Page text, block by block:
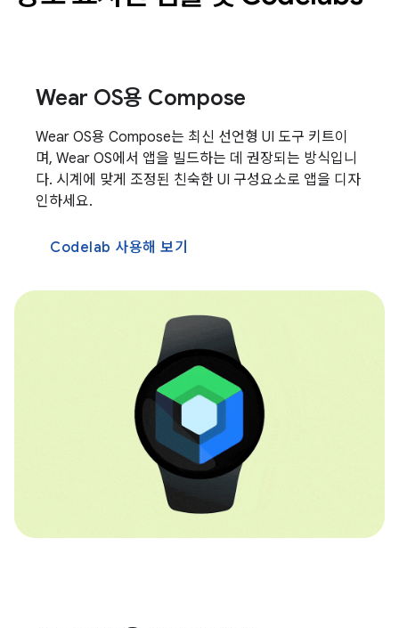
Wear OS용 Compose
Wear OS용 Compose는 최신 선언형 UI 도구 키트이
며, Wear OS에서 앱을 빌드하는 데 권장되는 방식입니
다. 시계에 맞게 조정된 친숙한 UI 구성요소로 앱을 디자
인하세요.
Codelab 사용해 보기